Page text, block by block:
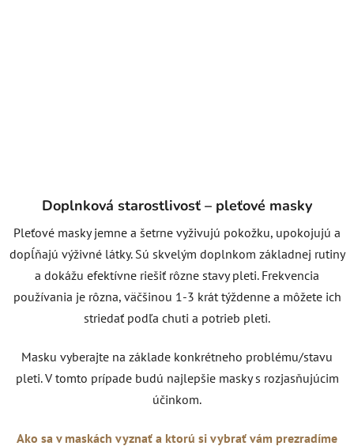
Doplnková starostlivosť – pleťové masky
Pleťové masky jemne a šetrne vyživujú pokožku, upokojujú a
dopĺňajú výživné látky. Sú skvelým doplnkom základnej rutiny
a dokážu efektívne riešiť rôzne stavy pleti. Frekvencia
používania je rôzna, väčšinou 1-3 krát týždenne a môžete ich
striedať podľa chuti a potrieb pleti.
Masku vyberajte na základe konkrétneho problému/stavu
pleti. V tomto prípade budú najlepšie masky s rozjasňujúcim
účinkom.
Ako sa v maskách vyznať a ktorú si vybrať vám prezradíme